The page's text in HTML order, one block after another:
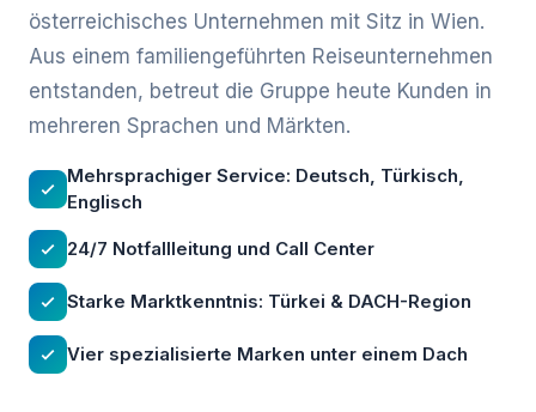
österreichisches Unternehmen mit Sitz in Wien.
Aus einem familiengeführten Reiseunternehmen
entstanden, betreut die Gruppe heute Kunden in
mehreren Sprachen und Märkten.
Mehrsprachiger Service: Deutsch, Türkisch,
Englisch
24/7 Notfallleitung und Call Center
Starke Marktkenntnis: Türkei & DACH-Region
Vier spezialisierte Marken unter einem Dach